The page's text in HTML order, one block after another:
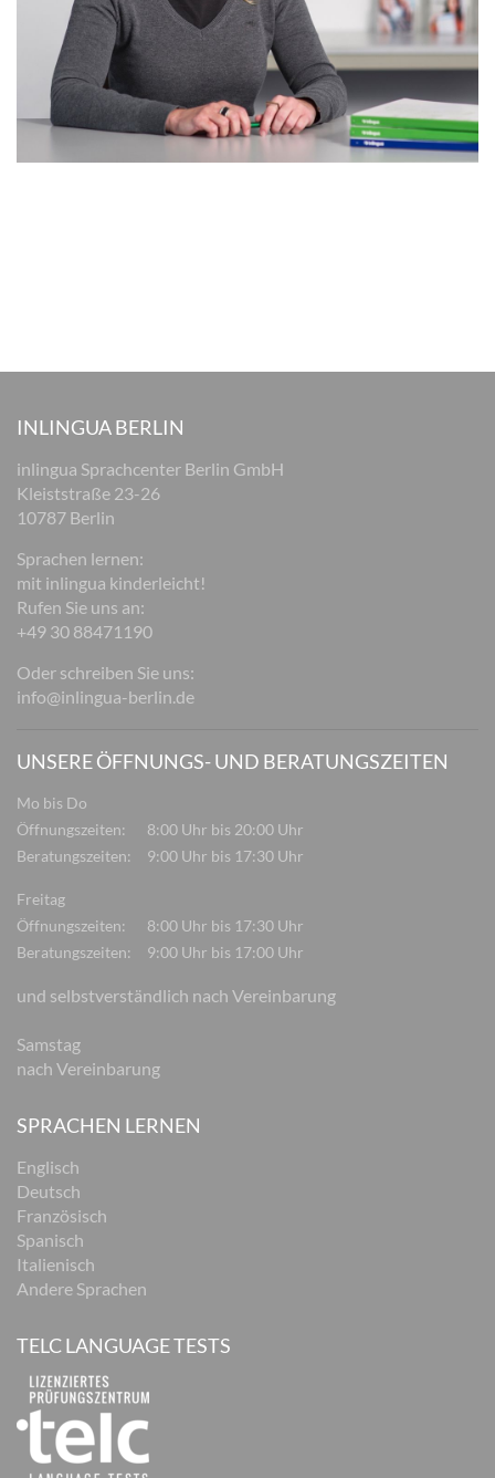
INLINGUA BERLIN
inlingua Sprachcenter Berlin GmbH
Kleiststraße 23-26
10787 Berlin
Sprachen lernen:
mit inlingua kinderleicht!
Rufen Sie uns an:
+49 30 88471190
Oder schreiben Sie uns:
info@inlingua-berlin.de
UNSERE ÖFFNUNGS- UND BERATUNGSZEITEN
Mo bis Do
Öffnungszeiten:
8:00 Uhr bis 20:00 Uhr
Beratungszeiten:
9:00 Uhr bis 17:30 Uhr
Freitag
Öffnungszeiten:
8:00 Uhr bis 17:30 Uhr
Beratungszeiten:
9:00 Uhr bis 17:00 Uhr
und selbstverständlich nach Vereinbarung
Samstag
nach Vereinbarung
SPRACHEN LERNEN
Englisch
Deutsch
Französisch
Spanisch
Italienisch
Andere Sprachen
TELC LANGUAGE TESTS